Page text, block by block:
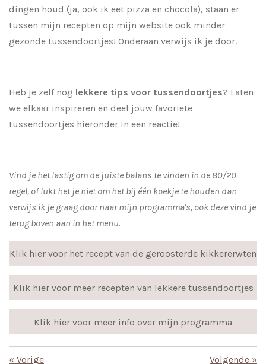
dingen houd (ja, ook ik eet pizza en chocola), staan er
tussen mijn recepten op mijn website ook minder
gezonde tussendoortjes! Onderaan verwijs ik je door.
Heb je zelf nog lekkere tips voor tussendoortjes? Laten
we elkaar inspireren en deel jouw favoriete
tussendoortjes hieronder in een reactie!
Vind je het lastig om de juiste balans te vinden in de 80/20
regel, of lukt het je niet om het bij één koekje te houden dan
verwijs ik je graag door naar mijn programma's, ook deze vind je
terug boven aan in het menu.
Klik hier voor het recept van de geroosterde kikkererwten
Klik hier voor meer recepten van lekkere tussendoortjes
Klik hier voor meer info over mijn programma
« Vorige Volgende »